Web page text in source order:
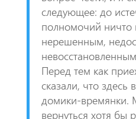
следующее: до
полномочий ничто
нерешенным,
Перед тем как
сказали, что здесь
домики-времянки.
вернуться хотя бы